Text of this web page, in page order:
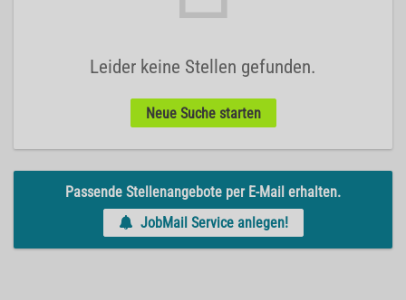
Leider keine Stellen gefunden.
Neue Suche starten
Passende Stellenangebote per E-Mail erhalten.
JobMail Service anlegen!